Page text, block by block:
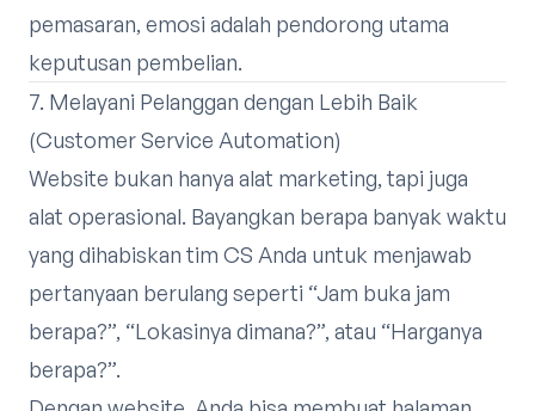
pemasaran, emosi adalah pendorong utama
keputusan pembelian.
7. Melayani Pelanggan dengan Lebih Baik
(Customer Service Automation)
Website bukan hanya alat marketing, tapi juga
alat operasional. Bayangkan berapa banyak waktu
yang dihabiskan tim CS Anda untuk menjawab
pertanyaan berulang seperti “Jam buka jam
berapa?”, “Lokasinya dimana?”, atau “Harganya
berapa?”.